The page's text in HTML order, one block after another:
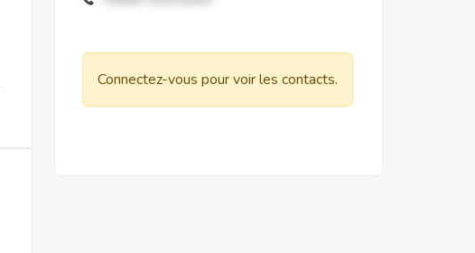
Connectez-vous pour voir les contacts.